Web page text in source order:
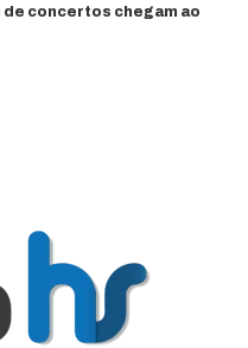
concertos chegam ao